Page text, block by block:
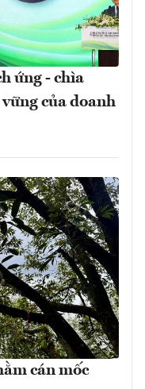
ứng - chìa
của doanh
cán mốc